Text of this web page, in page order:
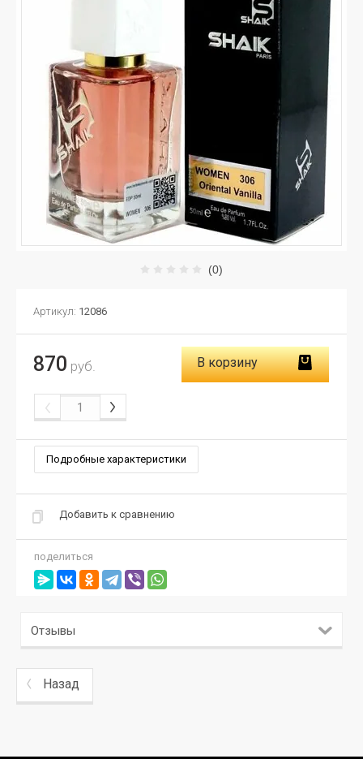
(0)
Артикул: 12086
870 руб. В корзину
Подробные характеристики
Добавить к сравнению
поделиться
Отзывы
Назад